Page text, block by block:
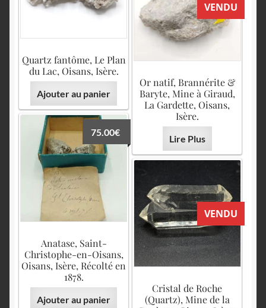
Quartz fantôme, Le Plan
du Lac, Oisans, Isère.
Ajouter au panier
VENDU
Or natif, Brannérite &
Baryte, Mine à Giraud,
La Gardette, Oisans,
Isère.
Lire Plus
Anatase, Saint-
Christophe-en-Oisans,
Oisans, Isère, Récolté en
1878.
75.00€
Ajouter au panier
VENDU
Cristal de Roche
(Quartz), Mine de la